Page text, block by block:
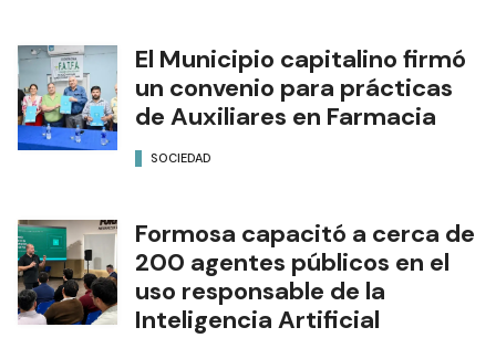
El Municipio capitalino firmó
un convenio para prácticas
de Auxiliares en Farmacia
SOCIEDAD
Formosa capacitó a cerca de
200 agentes públicos en el
uso responsable de la
Inteligencia Artificial